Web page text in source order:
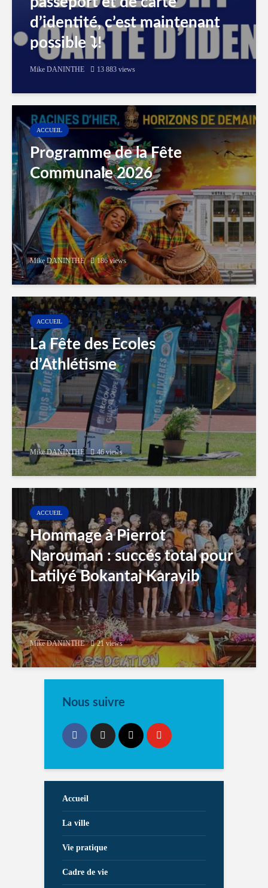
d’identité, c’est maintenant
possible ⤵️!
Mike DANINTHE 13 883 views
ACCUEIL
Programme de la Fête
Communale 2026
Mike DANINTHE 186 views
ACCUEIL
La Fête des Ecoles
d’Athlétisme
Mike DANINTHE 46 views
ACCUEIL
Hommage à Pierrot
Narouman : succés total pour
Latilyé Bokantaj Karayib
Mike DANINTHE 21 views
Nous suivre
Accueil
La ville
Vie pratique
Cadre de vie